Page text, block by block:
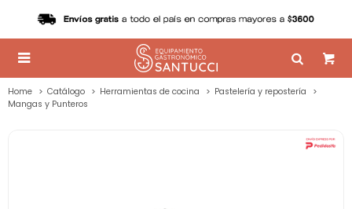

Home Catálogo Herramientas de cocina
Pastelería y repostería
Mangas y Punteros